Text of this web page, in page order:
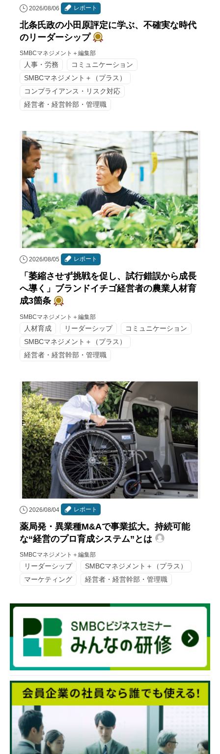
2026/08/06 レポート
北条氏政の小田原評定に学ぶ、不確実な時代
のリーダーシップ
SMBCマネジメント＋編集部
人事・労務
コミュニケーション
SMBCマネジメント＋（プラス）
コンプライアンス・リスク対応
経営者・経営幹部・管理職
2026/08/05 レポート
「萎縮させず挑戦を促し、試行錯誤から成長
へ導く」ブランドイチゴ経営者の農業人材育
成3箇条
SMBCマネジメント＋編集部
人材育成 リーダーシップ
コミュニケーション
SMBCマネジメント＋（プラス）
経営者・経営幹部・管理職
2026/08/04 レポート
薬局発・異業種M&Aで事業拡大。持続可能
な“経営のプロ育成システム”とは
SMBCマネジメント＋編集部
リーダーシップ
SMBCマネジメント＋（プラス）
マーケティング
経営者・経営幹部・管理職